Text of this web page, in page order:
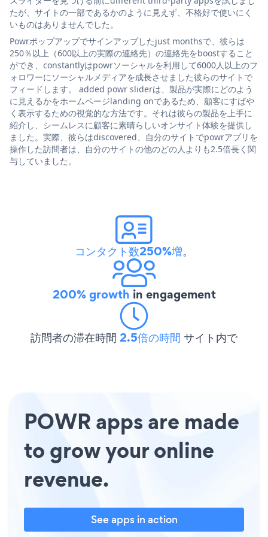
たが、サイトの一部であるかのように見えず、不格好で使いにく
いものはありませんでした。
Powrポップアップでサインアップしたjust monthsで、彼らは
250％以上（600以上の実際の連絡先）の連絡先をboostすること
ができ、constantlyはpowrソーシャルを利用して6000人以上のフ
ォロワーにソーシャルメディアを成長させました彼らのサイトで
フィードします。 added powr sliderは、製品が実際にどのよう
に見えるかをホームページlanding onであるため、顧客にすばや
く表示するための視覚的な方法です。それは彼らの製品を上手に
紹介し、シームレスに顧客に素晴らしいオンサイト体験を提供し
ました。実際、彼らはdiscovered、自分のサイトでpowrアプリを
操作した訪問者は、自分のサイトの他のどの人よりも2.5倍長く関
与していました。
コンタクト数250%増。
200% growth in engagement
訪問者の滞在時間 2.5倍の時間 サイト内で
POWR apps are made
to grow your online
revenue.
See apps in action